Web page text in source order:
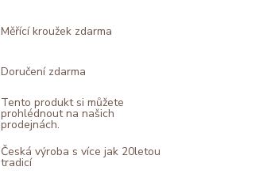
Měřící kroužek zdarma
Doručení zdarma
Tento produkt si můžete
prohlédnout na našich
prodejnách.
Česká výroba s více jak 20letou
tradicí